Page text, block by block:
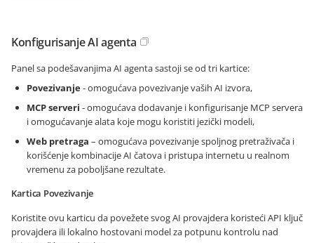
Konfigurisanje AI agenta
Panel sa podešavanjima AI agenta sastoji se od tri kartice:
Povezivanje- omogućava povezivanje vaših AI izvora,
MCP serveri - omogućava dodavanje i konfigurisanje MCP servera
i omogućavanje alata koje mogu koristiti jezički modeli,
Web pretraga – omogućava povezivanje spoljnog pretraživača i
korišćenje kombinacije AI čatova i pristupa internetu u realnom
vremenu za poboljšane rezultate.
Kartica Povezivanje
Koristite ovu karticu da povežete svog AI provajdera koristeći API ključ
provajdera ili lokalno hostovani model za potpunu kontrolu nad